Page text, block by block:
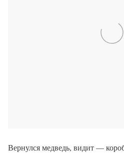
Вернулся медведь, видит —